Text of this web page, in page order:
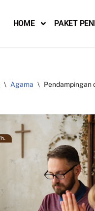
HOME PAKET
\ Agama \ Pendampingan